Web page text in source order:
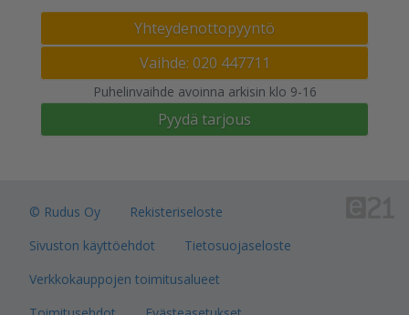
Yhteydenottopyyntö
Vaihde: 020 447711
Puhelinvaihde avoinna arkisin klo 9-16
Pyydä tarjous
© Rudus Oy
Rekisteriseloste
Sivuston käyttöehdot
Tietosuojaseloste
Verkkokauppojen toimitusalueet